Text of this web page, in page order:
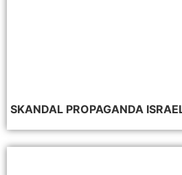
SKANDAL PROPAGANDA